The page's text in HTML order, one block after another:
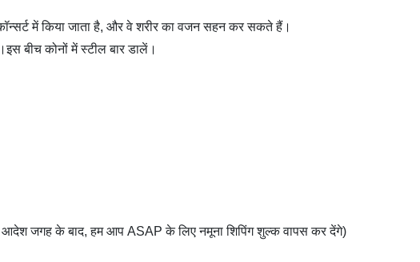
में किया जाता है, और वे शरीर का वजन सहन कर सकते हैं।
बीच कोनों में स्टील बार डालें।
जगह के बाद, हम आप ASAP के लिए नमूना शिपिंग शुल्क वापस कर देंगे)